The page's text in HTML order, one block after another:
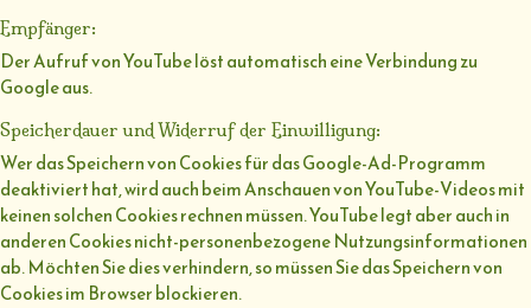
Empfänger:
Der Aufruf von YouTube löst automatisch eine Verbindung zu
Google aus.
Speicherdauer und Widerruf der Einwilligung:
Wer das Speichern von Cookies für das Google-Ad-Programm
deaktiviert hat, wird auch beim Anschauen von YouTube-Videos mit
keinen solchen Cookies rechnen müssen. YouTube legt aber auch in
anderen Cookies nicht-personenbezogene Nutzungsinformationen
ab. Möchten Sie dies verhindern, so müssen Sie das Speichern von
Cookies im Browser blockieren.